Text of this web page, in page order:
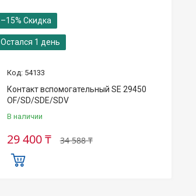
–15%
Остался 1 день
54133
Контакт вспомогательный SE 29450
OF/SD/SDE/SDV
В наличии
34 588 ₸
29 400 ₸